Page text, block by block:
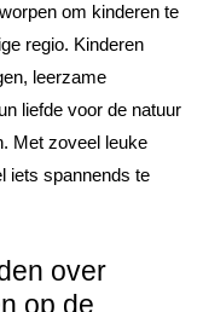
om kinderen te
regio. Kinderen
leerzame
liefde voor de natuur
Met zoveel leuke
iets spannends te
over
op de